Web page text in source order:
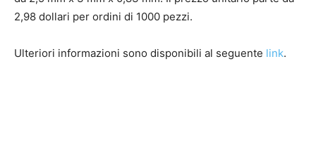
2,98 dollari per ordini di 1000 pezzi.
Ulteriori informazioni sono disponibili al seguente link.